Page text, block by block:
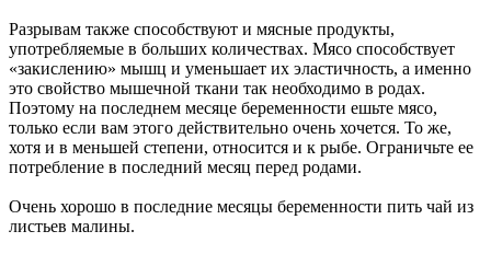
Разрывам также способствуют и мясные продукты,
употребляемые в больших количествах. Мясо способствует
«закислению» мышц и уменьшает их эластичность, а именно
это свойство мышечной ткани так необходимо в родах.
Поэтому на последнем месяце беременности ешьте мясо,
только если вам этого действительно очень хочется. То же,
хотя и в меньшей степени, относится и к рыбе. Ограничьте ее
потребление в последний месяц перед родами.
Очень хорошо в последние месяцы беременности пить чай из
листьев малины.